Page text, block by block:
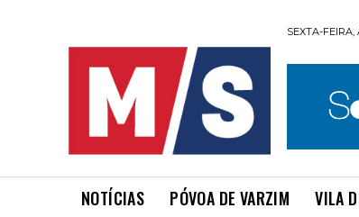
SEXTA-FEIRA,
NOTÍCIAS PÓVOA DE VARZIM VILA